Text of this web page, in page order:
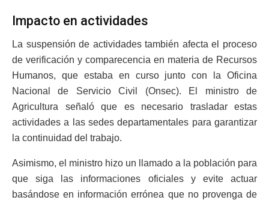
Impacto en actividades
La suspensión de actividades también afecta el proceso
de verificación y comparecencia en materia de Recursos
Humanos, que estaba en curso junto con la Oficina
Nacional de Servicio Civil (Onsec). El ministro de
Agricultura señaló que es necesario trasladar estas
actividades a las sedes departamentales para garantizar
la continuidad del trabajo.
Asimismo, el ministro hizo un llamado a la población para
que siga las informaciones oficiales y evite actuar
basándose en información errónea que no provenga de